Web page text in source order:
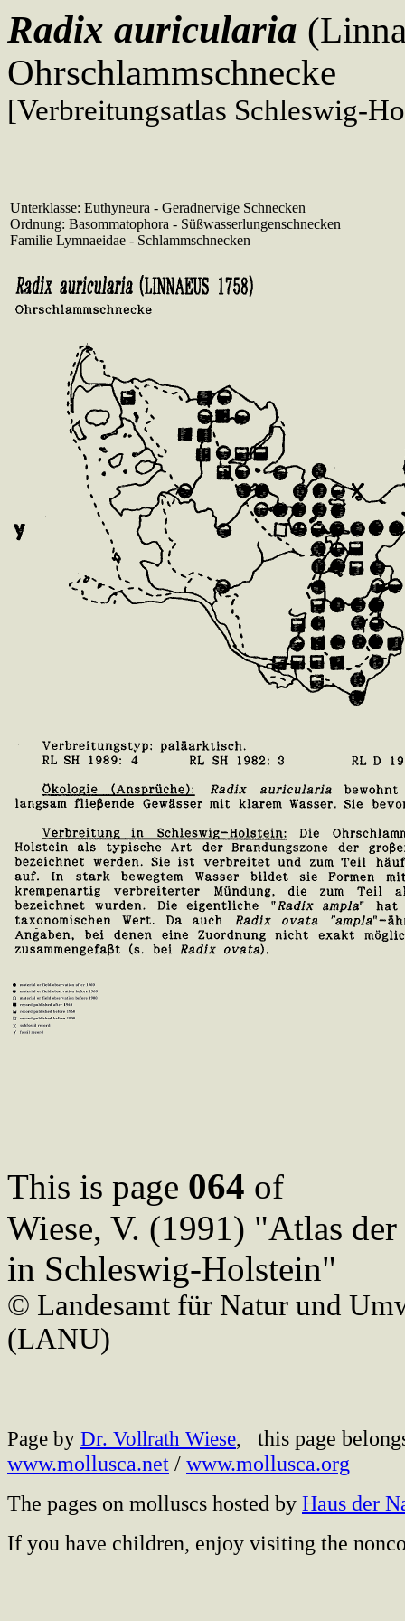
Radix auricularia
Ohrschlammschnecke
[Verbreitungsatlas Schleswig-
Unterklasse: Euthyneura - Geradnervige Schnecken
Ordnung: Basommatophora - Süßwasserlungenschnecken
Familie Lymnaeidae - Schlammschnecken
This is page 064 of
Wiese, V. (1991) "Atlas
in Schleswig-Holstein"
© Landesamt für Natur und
(LANU)
Page by Dr. Vollrath Wiese,
this page
www.mollusca.net / www.mollusca.org
The pages on molluscs hosted by Haus der
If you have children, enjoy visiting the